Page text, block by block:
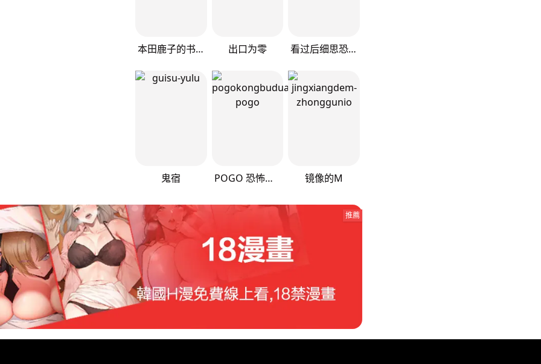
本田鹿子的书架 出口为零 看过后细思恐极四格小漫画
鬼宿 POGO 恐怖短篇-魂屋 镜像的M
推薦